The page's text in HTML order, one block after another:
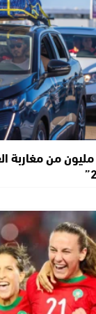
دخول أزيد من 2,7 مليون من